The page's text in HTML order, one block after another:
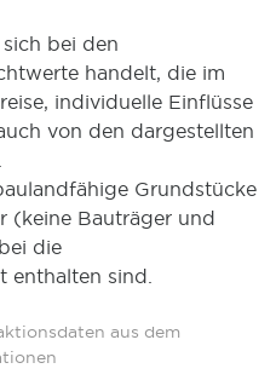
bei den
handelt, die im
individuelle Einflüsse
von den dargestellten
Grundstücke
(keine Bauträger und
die
enthalten sind.
aus dem